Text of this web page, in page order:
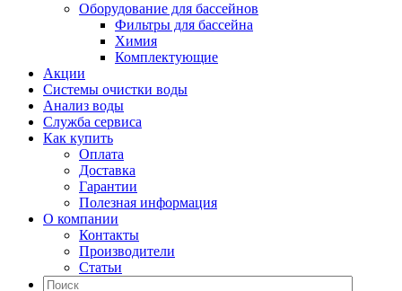
Оборудование для бассейнов
Фильтры для бассейна
Химия
Комплектующие
Акции
Системы очистки воды
Анализ воды
Служба сервиса
Как купить
Оплата
Доставка
Гарантии
Полезная информация
О компании
Контакты
Производители
Статьи